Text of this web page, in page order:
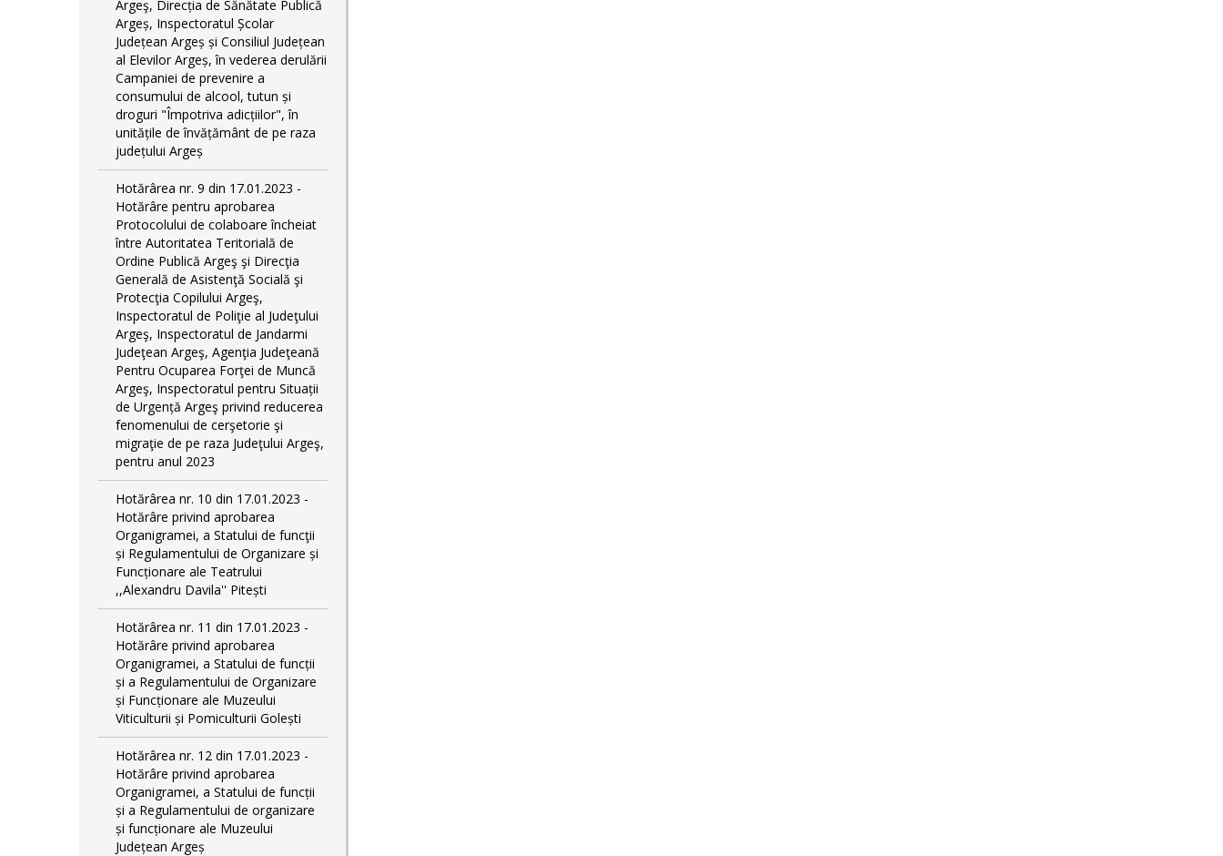
Argeş, Direcția de Sănătate Publică
Argeș, Inspectoratul Școlar
Județean Argeș și Consiliul Județean
al Elevilor Argeș, în vederea derulării
Campaniei de prevenire a
consumului de alcool, tutun și
droguri "Împotriva adicțiilor", în
unitățile de învățământ de pe raza
județului Argeș
Hotărârea nr. 9 din 17.01.2023 -
Hotărâre pentru aprobarea
Protocolului de colaboare încheiat
între Autoritatea Teritorială de
Ordine Publică Argeş şi Direcţia
Generală de Asistenţă Socială şi
Protecţia Copilului Argeş,
Inspectoratul de Poliţie al Judeţului
Argeş, Inspectoratul de Jandarmi
Judeţean Argeş, Agenţia Judeţeană
Pentru Ocuparea Forţei de Muncă
Argeş, Inspectoratul pentru Situații
de Urgență Argeş privind reducerea
fenomenului de cerşetorie şi
migraţie de pe raza Judeţului Argeş,
pentru anul 2023
Hotărârea nr. 10 din 17.01.2023 -
Hotărâre privind aprobarea
Organigramei, a Statului de funcţii
și Regulamentului de Organizare și
Funcționare ale Teatrului
,,Alexandru Davila'' Pitești
Hotărârea nr. 11 din 17.01.2023 -
Hotărâre privind aprobarea
Organigramei, a Statului de funcții
și a Regulamentului de Organizare
și Funcționare ale Muzeului
Viticulturii și Pomiculturii Golești
Hotărârea nr. 12 din 17.01.2023 -
Hotărâre privind aprobarea
Organigramei, a Statului de funcții
și a Regulamentului de organizare
și funcționare ale Muzeului
Județean Argeș